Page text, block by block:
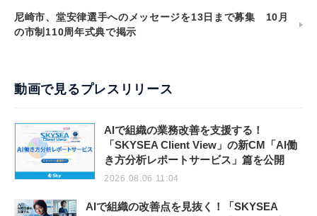
尼崎市、堂安律選手へのメッセージを13日まで募集 10月
の市制110周年式典で掲示
動画で見るプレスリリース
AIで組織の業務改善を支援する！
「SKYSEA Client View」の新CM「AI働
き方分析レポートサービス」篇を公開
2026.08.06 11:04
AIで組織の改善点を見抜く！「SKYSEA